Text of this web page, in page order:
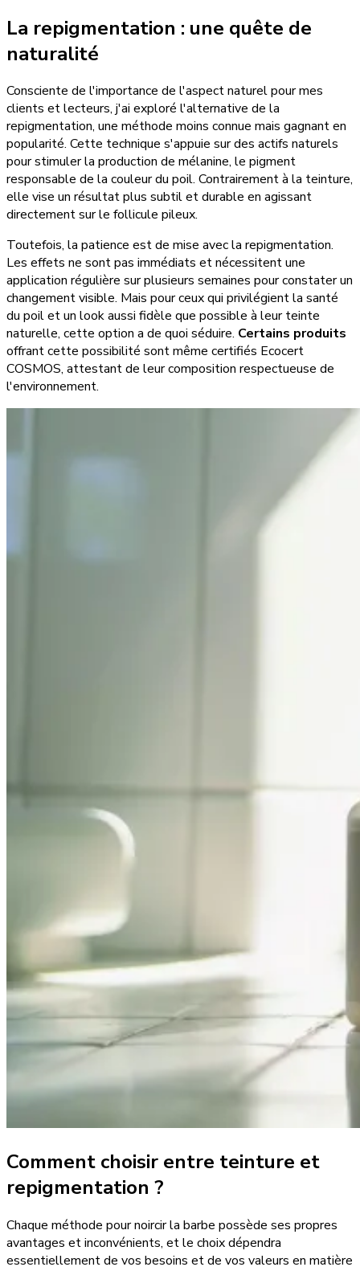
La repigmentation : une quête de
naturalité
Consciente de l'importance de l'aspect naturel pour mes
clients et lecteurs, j'ai exploré l'alternative de la
repigmentation, une méthode moins connue mais gagnant en
popularité. Cette technique s'appuie sur des actifs naturels
pour stimuler la production de mélanine, le pigment
responsable de la couleur du poil. Contrairement à la teinture,
elle vise un résultat plus subtil et durable en agissant
directement sur le follicule pileux.
Toutefois, la patience est de mise avec la repigmentation.
Les effets ne sont pas immédiats et nécessitent une
application régulière sur plusieurs semaines pour constater un
changement visible. Mais pour ceux qui privilégient la santé
du poil et un look aussi fidèle que possible à leur teinte
naturelle, cette option a de quoi séduire. Certains produits
offrant cette possibilité sont même certifiés Ecocert
COSMOS, attestant de leur composition respectueuse de
l'environnement.
Comment choisir entre teinture et
repigmentation ?
Chaque méthode pour noircir la barbe possède ses propres
avantages et inconvénients, et le choix dépendra
essentiellement de vos besoins et de vos valeurs en matière